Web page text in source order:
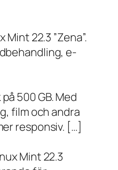
22.3 ”Zena”.
e-
500 GB. Med
film och andra
responsiv. […]
Mint 22.3